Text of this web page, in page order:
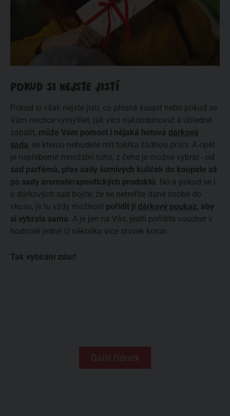
POKUD SI NEJSTE JISTÍ
Pokud si však nejste jistí, co přesně koupit nebo pokud se
Vám nechce vymýšlet, jak věci nakombinovat a úhledně
zabalit, může Vám pomoct i nějaká hotová dárková
sada, se kterou nebudete mít takřka žádnou práci. A opět
je nepřeberné množství toho, z čeho je možné vybrat - od
sad parfémů, přes sady šumivých kuliček do koupele až
po sady aromaterapeutických produktů . No a pokud se i
u dárkových sad bojíte, že se netrefíte dané osobě do
vkusu, je tu vždy možnost pořídit jí dárkový poukaz, aby
si vybrala sama . A je jen na Vás, jestli pořídíte voucher v
hodnotě jedné či několika více stovek korun.
Tak vybírání zdar!
Další článek